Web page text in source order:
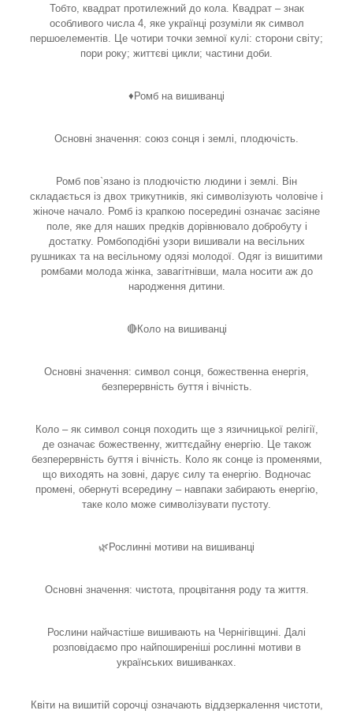
Тобто, квадрат протилежний до кола. Квадрат – знак
особливого числа 4, яке українці розуміли як символ
першоелементів. Це чотири точки земної кулі: сторони світу;
пори року; життєві цикли; частини доби.
♦️Ромб на вишиванці
Основні значення: союз сонця і землі, плодючість.
Ромб пов`язано із плодючістю людини і землі. Він
складається із двох трикутників, які символізують чоловіче і
жіноче начало. Ромб із крапкою посередині означає засіяне
поле, яке для наших предків дорівнювало добробуту і
достатку. Ромбоподібні узори вишивали на весільних
рушниках та на весільному одязі молодої. Одяг із вишитими
ромбами молода жінка, завагітнівши, мала носити аж до
народження дитини.
🔴Коло на вишиванці
Основні значення: символ сонця, божественна енергія,
безперервність буття і вічність.
Коло – як символ сонця походить ще з язичницької релігії,
де означає божественну, життєдайну енергію. Це також
безперервність буття і вічність. Коло як сонце із променями,
що виходять на зовні, дарує силу та енергію. Водночас
промені, обернуті всередину – навпаки забирають енергію,
таке коло може символізувати пустоту.
🌿Рослинні мотиви на вишиванці
Основні значення: чистота, процвітання роду та життя.
Рослини найчастіше вишивають на Чернігівщині. Далі
розповідаємо про найпоширеніші рослинні мотиви в
українських вишиванках.
Квіти на вишитій сорочці означають віддзеркалення чистоти,